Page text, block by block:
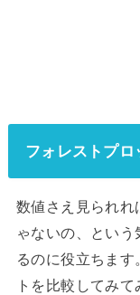
フォレストプロ
数値さえ見られれ
ゃないの、とい
るのに役立ちま
トを比較してみて